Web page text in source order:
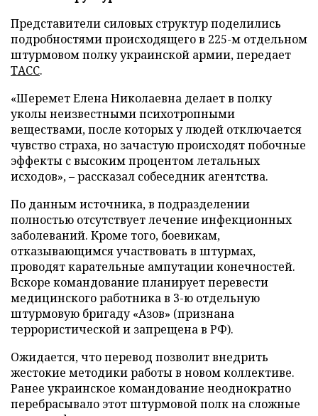
Представители силовых структур поделились
подробностями происходящего в 225-м отдельном
штурмовом полку украинской армии, передает
ТАСС.
«Шеремет Елена Николаевна делает в полку
уколы неизвестными психотропными
веществами, после которых у людей отключается
чувство страха, но зачастую происходят побочные
эффекты с высоким процентом летальных
исходов», – рассказал собеседник агентства.
По данным источника, в подразделении
полностью отсутствует лечение инфекционных
заболеваний. Кроме того, боевикам,
отказывающимся участвовать в штурмах,
проводят карательные ампутации конечностей.
Вскоре командование планирует перевести
медицинского работника в 3-ю отдельную
штурмовую бригаду «Азов» (признана
террористической и запрещена в РФ).
Ожидается, что перевод позволит внедрить
жестокие методики работы в новом коллективе.
Ранее украинское командование неоднократно
перебрасывало этот штурмовой полк на сложные